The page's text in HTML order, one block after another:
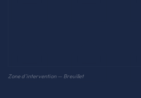
Zone d'intervention — Breuillet